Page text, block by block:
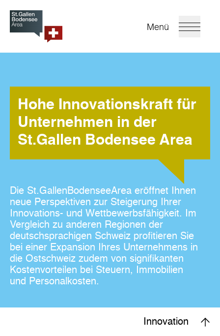
Menü
Hohe Innovationskraft für
Unternehmen in der
St.Gallen Bodensee Area
Die St.GallenBodenseeArea eröffnet Ihnen
neue Perspektiven zur Steigerung Ihrer
Innovations- und Wettbewerbsfähigkeit. Im
Vergleich zu anderen Regionen der
deutschsprachigen Schweiz profitieren Sie
bei einer Expansion Ihres Unternehmens in
die Ostschweiz zudem von signifikanten
Kostenvorteilen bei Steuern, Immobilien
und Personalkosten.
Innovation